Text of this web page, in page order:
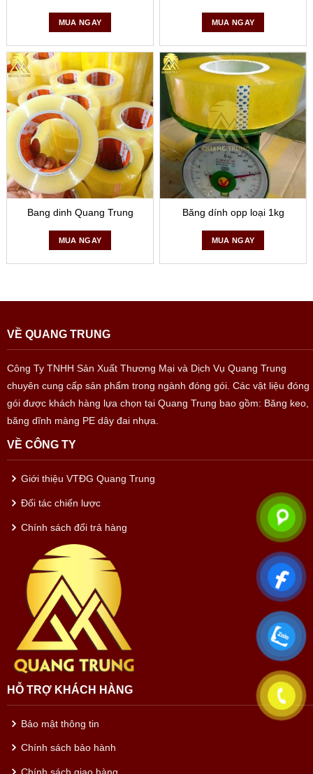
MUA NGAY MUA NGAY
Bang dinh Quang Trung
MUA NGAY
Băng dính opp loại 1kg
MUA NGAY
VỀ QUANG TRUNG
Công Ty TNHH Sản Xuất Thương Mại và Dịch Vụ Quang Trung
chuyên cung cấp sản phẩm trong ngành đóng gói. Các vật liệu đóng
gói được khách hàng lựa chọn tại Quang Trung bao gồm: Băng keo,
băng dĩnh màng PE dây đai nhựa.
VỀ CÔNG TY
Giới thiệu VTĐG Quang Trung
Đối tác chiến lược
Chính sách đổi trả hàng
HỖ TRỢ KHÁCH HÀNG
Bảo mật thông tin
Chính sách bảo hành
Chính sách giao hàng